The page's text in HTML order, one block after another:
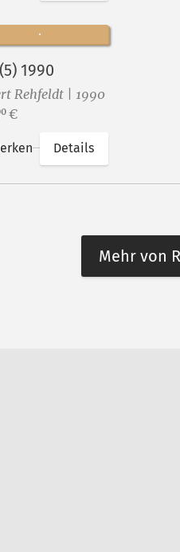
1990
Rehfeldt | 1990
€
Details
Mehr von